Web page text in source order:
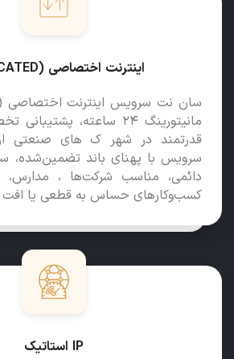
اینترنت اختصاصی (DEDICATED)
مانیتورینگ ۲۴ ساعته،
قدرتمند در شهر ک های صنعتی
سرویس با پهنای باند تضمین‌شده،
دائمی، مناسب شرکت‌ها ، مدارس،
کسب‌وکارهای حساس به قطعی یا
IP استاتیک